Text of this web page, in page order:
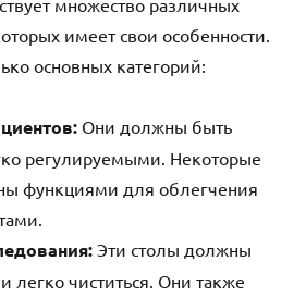
множество различных
имеет свои особенности.
основных категорий:
Они должны быть
регулируемыми. Некоторые
функциями для облегчения
Эти столы должны
легко чиститься. Они также